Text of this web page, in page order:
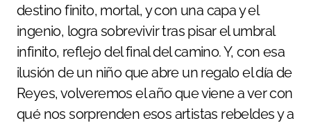
destino finito, mortal, y con una capa y el
ingenio, logra sobrevivir tras pisar el umbral
infinito, reflejo del final del camino. Y, con esa
ilusión de un niño que abre un regalo el día de
Reyes, volveremos el año que viene a ver con
qué nos sorprenden esos artistas rebeldes y a